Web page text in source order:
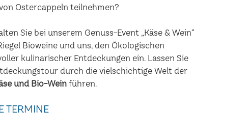
Ostercappeln teilnehmen?
Sie bei unserem Genuss-Event „Käse & Wein“
Bioweine und uns, den Ökologischen
kulinarischer Entdeckungen ein. Lassen Sie
durch die vielschichtige Welt der
und Bio-Wein führen.
TERMINE